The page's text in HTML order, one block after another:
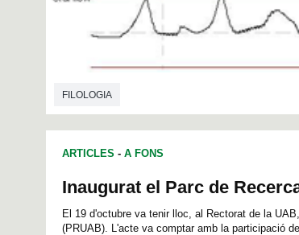
FILOLOGIA
ARTICLES - A FONS
Inaugurat el Parc de
El 19 d'octubre va tenir lloc, al Rectorat de la
(PRUAB). L'acte va comptar amb la participació